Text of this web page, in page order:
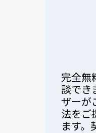
完全無
談でき
ザーが
法をご
ます。